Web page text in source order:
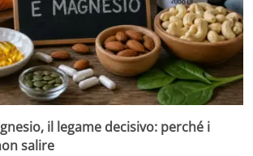
il legame decisivo: perché i
salire